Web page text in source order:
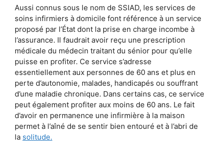
Aussi connus sous le nom de SSIAD, les services de
soins infirmiers à domicile font référence à un service
proposé par l’État dont la prise en charge incombe à
l’assurance. Il faudrait avoir reçu une prescription
médicale du médecin traitant du sénior pour qu’elle
puisse en profiter. Ce service s’adresse
essentiellement aux personnes de 60 ans et plus en
perte d’autonomie, malades, handicapés ou souffrant
d’une maladie chronique. Dans certains cas, ce service
peut également profiter aux moins de 60 ans. Le fait
d’avoir en permanence une infirmière à la maison
permet à l’aîné de se sentir bien entouré et à l’abri de
la solitude.